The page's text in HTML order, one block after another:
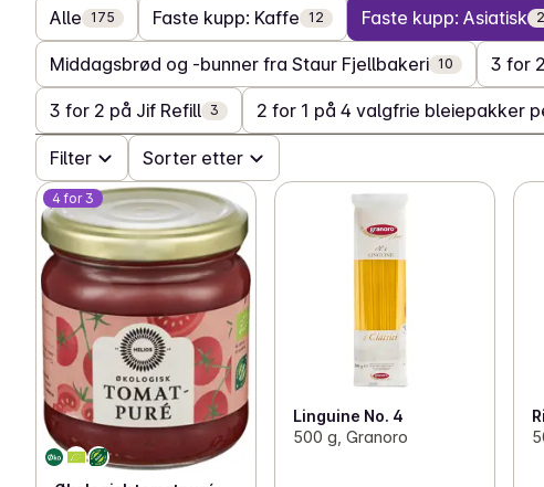
Alle 175 Faste kupp: Kaffe 12 Faste kupp: Asiatisk
Middagsbrød og -bunner fra Staur Fjellbakeri 10 3 for
3 for 2 på Jif Refill 3 2 for 1 på 4 valgfrie bleiepakker
Filter Sorter etter
4 for 3
Linguine No. 4
500 g, Granoro